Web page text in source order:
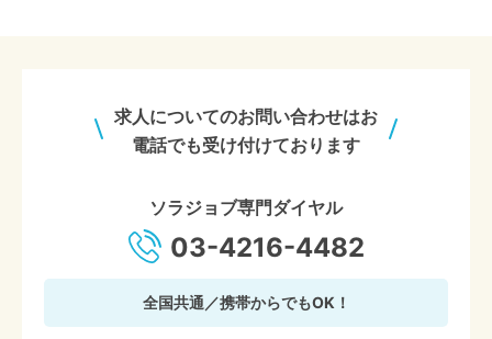
求人についてのお問い合わせはお
電話でも受け付けております
ソラジョブ専門ダイヤル
03-4216-4482
全国共通／携帯からでもOK！